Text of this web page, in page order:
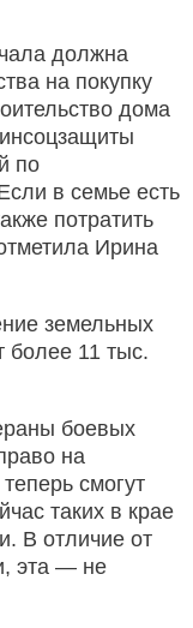
должна
на покупку
дома
по
в семье есть
потратить
Ирина
земельных
более 11 тыс.
боевых
на
смогут
таких в крае
В отличие от
эта — не